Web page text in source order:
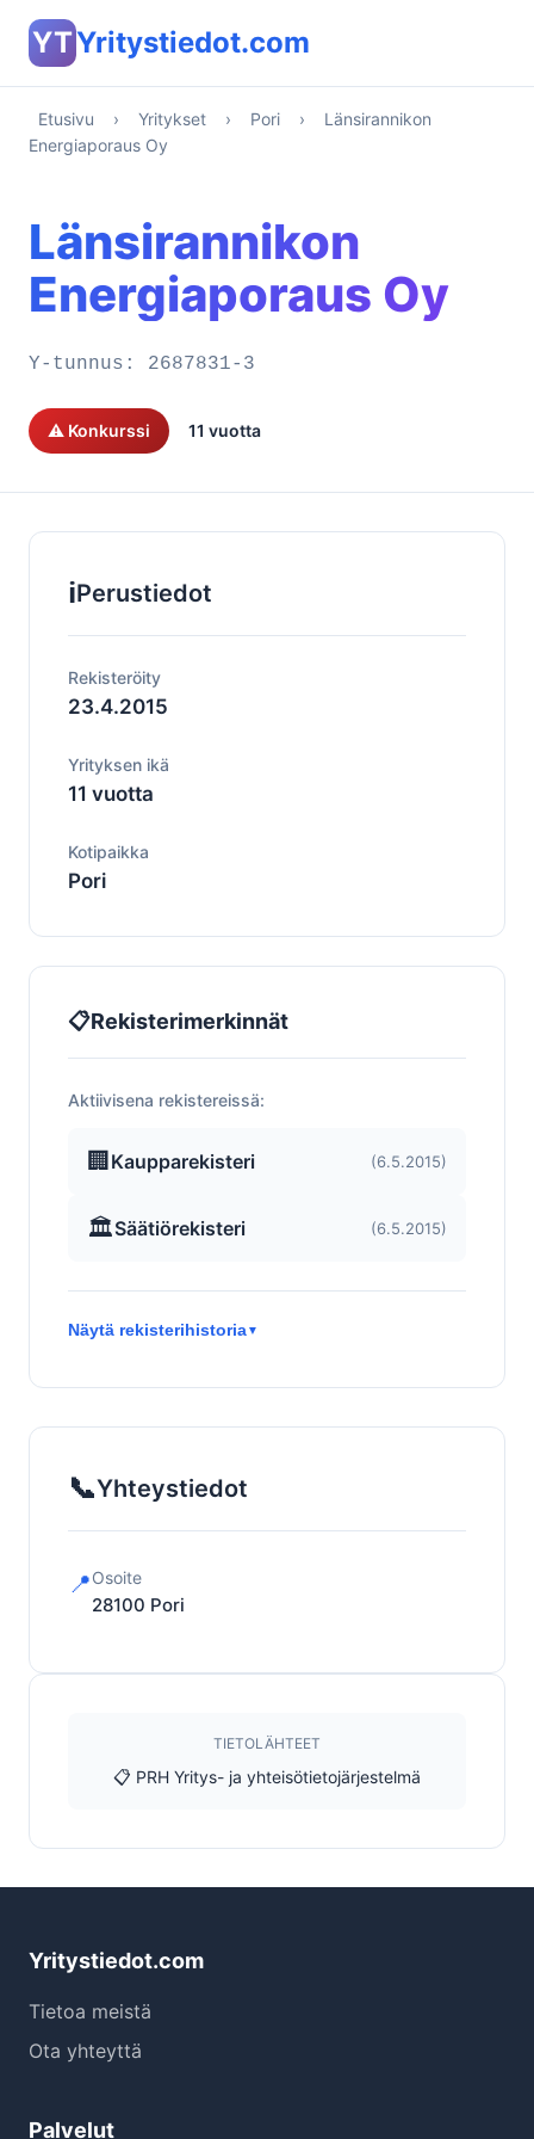
YTYritystiedot.com
Etusivu › Yritykset › Pori ›
Länsirannikon
Energiaporaus Oy
Länsirannikon
Energiaporaus Oy
Y-tunnus: 2687831-3
⚠️ Konkurssi 11 vuotta
ℹ️Perustiedot
Rekisteröity
23.4.2015
Yrityksen ikä
11 vuotta
Kotipaikka
Pori
📋Rekisterimerkinnät
Aktiivisena rekistereissä:
🏢 Kaupparekisteri (6.5.2015)
🏛️Säätiörekisteri (6.5.2015)
Näytä rekisterihistoria▼
📞Yhteystiedot
📍Osoite
28100 Pori
TIETOLÄHTEET
📋 PRH Yritys- ja yhteisötietojärjestelmä
Yritystiedot.com
Tietoa meistä
Ota yhteyttä
Palvelut